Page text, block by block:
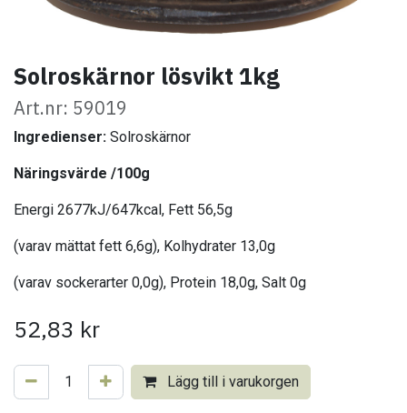
Solroskärnor lösvikt 1kg
Art.nr: 59019
Ingredienser: Solroskärnor
Näringsvärde /100g
Energi 2677kJ/647kcal, Fett 56,5g
(varav mättat fett 6,6g), Kolhydrater 13,0g
(varav sockerarter 0,0g), Protein 18,0g, Salt 0g
52,83 kr
Lägg till i varukorgen